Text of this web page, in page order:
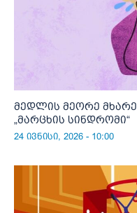
მედლის მეორე
„მარცხის სინდრომი“
24 ივნისი, 2026 - 10:00